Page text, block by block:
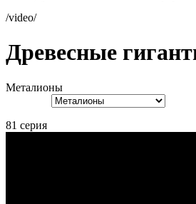
/video/
Древесные
Металионы
81 серия